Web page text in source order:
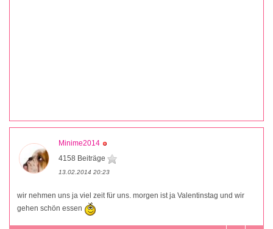
Minime2014
4158 Beiträge
13.02.2014 20:23
wir nehmen uns ja viel zeit für uns. morgen ist ja Valentinstag und wir
gehen schön essen